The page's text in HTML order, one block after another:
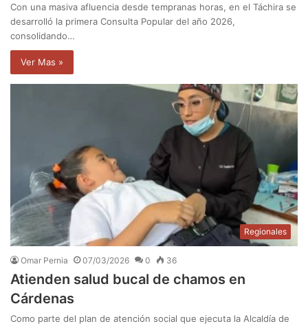
Con una masiva afluencia desde tempranas horas, en el Táchira se
desarrolló la primera Consulta Popular del año 2026,
consolidando…
Ver Mas »
Regionales
Omar Pernia 07/03/2026 0 36
Atienden salud bucal de chamos en
Cárdenas
Como parte del plan de atención social que ejecuta la Alcaldía de